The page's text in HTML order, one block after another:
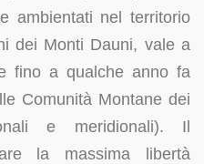
ambientati nel territorio
dei Monti Dauni, vale a
fino a qualche anno fa
Comunità Montane dei
e meridionali). Il
la massima libertà